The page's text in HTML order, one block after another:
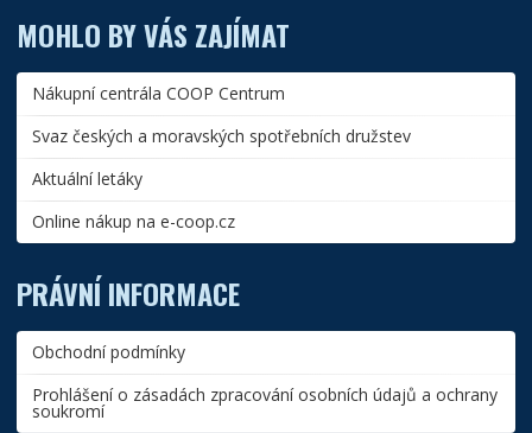
MOHLO BY VÁS ZAJÍMAT
Nákupní centrála COOP Centrum
Svaz českých a moravských spotřebních družstev
Aktuální letáky
Online nákup na e-coop.cz
PRÁVNÍ INFORMACE
Obchodní podmínky
Prohlášení o zásadách zpracování osobních údajů a ochrany
soukromí